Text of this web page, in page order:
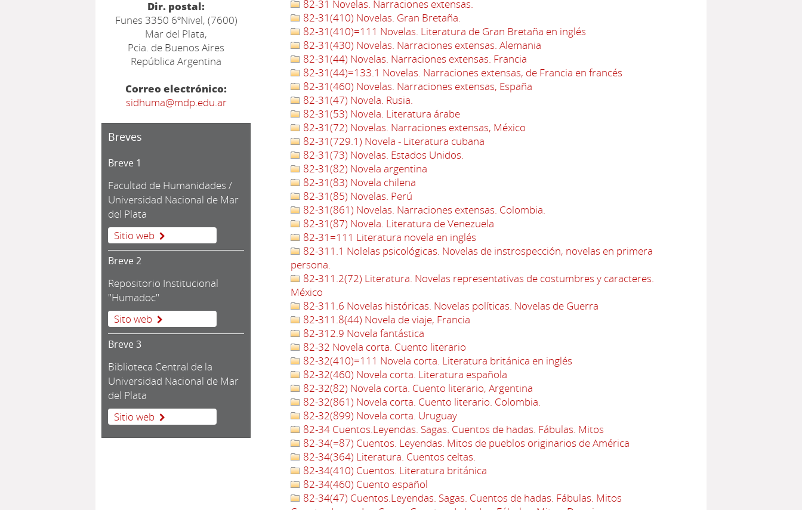
82-31 Novelas. Narraciones extensas.
82-31(410) Novelas. Gran Bretaña.
82-31(410)=111 Novelas. Literatura de Gran Bretaña en inglés
82-31(430) Novelas. Narraciones extensas. Alemania
82-31(44) Novelas. Narraciones extensas. Francia
82-31(44)=133.1 Novelas. Narraciones extensas, de Francia en francés
82-31(460) Novelas. Narraciones extensas, España
82-31(47) Novela. Rusia.
82-31(53) Novela. Literatura árabe
82-31(72) Novelas. Narraciones extensas, México
82-31(729.1) Novela - Literatura cubana
82-31(73) Novelas. Estados Unidos.
82-31(82) Novela argentina
82-31(83) Novela chilena
82-31(85) Novelas. Perú
82-31(861) Novelas. Narraciones extensas. Colombia.
82-31(87) Novela. Literatura de Venezuela
82-31=111 Literatura novela en inglés
82-311.1 Nolelas psicológicas. Novelas de instrospección, novelas en primera
persona.
82-311.2(72) Literatura. Novelas representativas de costumbres y caracteres.
México
82-311.6 Novelas históricas. Novelas políticas. Novelas de Guerra
82-311.8(44) Novela de viaje, Francia
82-312.9 Novela fantástica
82-32 Novela corta. Cuento literario
82-32(410)=111 Novela corta. Literatura británica en inglés
82-32(460) Novela corta. Literatura española
82-32(82) Novela corta. Cuento literario, Argentina
82-32(861) Novela corta. Cuento literario. Colombia.
82-32(899) Novela corta. Uruguay
82-34 Cuentos.Leyendas. Sagas. Cuentos de hadas. Fábulas. Mitos
82-34(=87) Cuentos. Leyendas. Mitos de pueblos originarios de América
82-34(364) Literatura. Cuentos celtas.
82-34(410) Cuentos. Literatura británica
82-34(460) Cuento español
82-34(47) Cuentos.Leyendas. Sagas. Cuentos de hadas. Fábulas. Mitos
Dir. postal:
Funes 3350 6ºNivel, (7600)
Mar del Plata,
Pcia. de Buenos Aires
República Argentina
Correo electrónico:
sidhuma@mdp.edu.ar
Breves
Breve 1
Facultad de Humanidades /
Universidad Nacional de Mar
del Plata
Sitio web
Breve 2
Repositorio Institucional
"Humadoc"
Sito web
Breve 3
Biblioteca Central de la
Universidad Nacional de Mar
del Plata
Sitio web